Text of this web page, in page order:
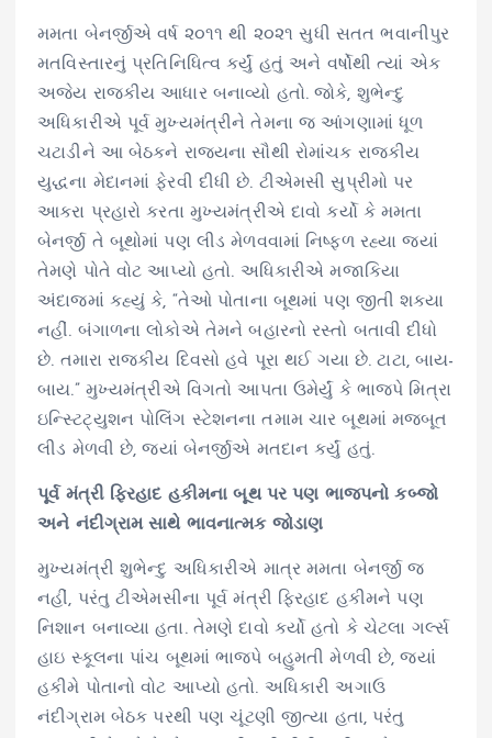
મમતા બેનર્જીએ વર્ષ ૨૦૧૧ થી ૨૦૨૧ સુધી સતત ભવાનીપુર
મતવિસ્તારનું પ્રતિનિધિત્વ કર્યું હતું અને વર્ષોથી ત્યાં એક
અજેય રાજકીય આધાર બનાવ્યો હતો. જોકે, શુભેન્દુ
અધિકારીએ પૂર્વ મુખ્યમંત્રીને તેમના જ આંગણામાં ધૂળ
ચટાડીને આ બેઠકને રાજ્યના સૌથી રોમાંચક રાજકીય
યુદ્ધના મેદાનમાં ફેરવી દીધી છે. ટીએમસી સુપ્રીમો પર
આકરા પ્રહારો કરતા મુખ્યમંત્રીએ દાવો કર્યો કે મમતા
બેનર્જી તે બૂથોમાં પણ લીડ મેળવવામાં નિષ્ફળ રહ્યા જ્યાં
તેમણે પોતે વોટ આપ્યો હતો. અધિકારીએ મજાકિયા
અંદાજમાં કહ્યું કે, “તેઓ પોતાના બૂથમાં પણ જીતી શક્યા
નહીં. બંગાળના લોકોએ તેમને બહારનો રસ્તો બતાવી દીધો
છે. તમારા રાજકીય દિવસો હવે પૂરા થઈ ગયા છે. ટાટા, બાય-
બાય.” મુખ્યમંત્રીએ વિગતો આપતા ઉમેર્યું કે ભાજપે મિત્રા
ઇન્સ્ટિટ્યુશન પોલિંગ સ્ટેશનના તમામ ચાર બૂથમાં મજબૂત
લીડ મેળવી છે, જ્યાં બેનર્જીએ મતદાન કર્યું હતું.
પૂર્વ મંત્રી ફિરહાદ હકીમના બૂથ પર પણ ભાજપનો કબ્જો
અને નંદીગ્રામ સાથે ભાવનાત્મક જોડાણ
મુખ્યમંત્રી શુભેન્દુ અધિકારીએ માત્ર મમતા બેનર્જી જ
નહીં, પરંતુ ટીએમસીના પૂર્વ મંત્રી ફિરહાદ હકીમને પણ
નિશાન બનાવ્યા હતા. તેમણે દાવો કર્યો હતો કે ચેટલા ગર્લ્સ
હાઇ સ્કૂલના પાંચ બૂથમાં ભાજપે બહુમતી મેળવી છે, જ્યાં
હકીમે પોતાનો વોટ આપ્યો હતો. અધિકારી અગાઉ
નંદીગ્રામ બેઠક પરથી પણ ચૂંટણી જીત્યા હતા, પરંતુ